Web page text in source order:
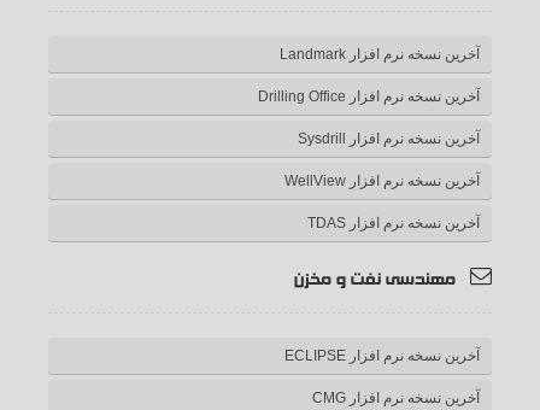
آخرین نسخه نرم افزار Landmark
آخرین نسخه نرم افزار Drilling Office
آخرین نسخه نرم افزار Sysdrill
آخرین نسخه نرم افزار WellView
آخرین نسخه نرم افزار TDAS
مهندسی نفت و مخزن
آخرین نسخه نرم افزار ECLIPSE
آخرین نسخه نرم افزار CMG